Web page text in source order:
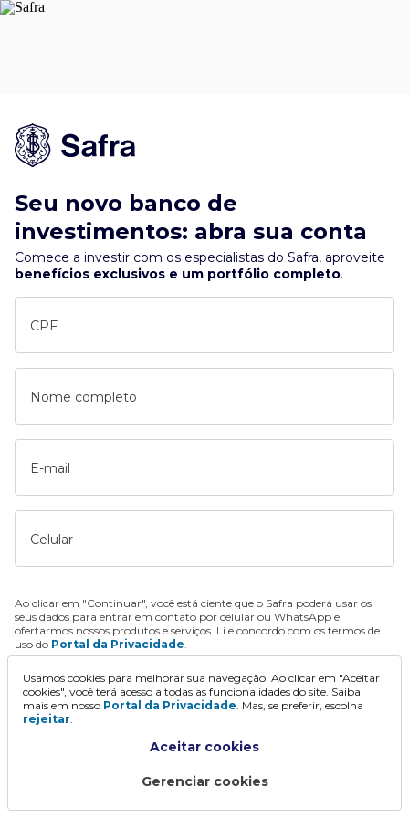
Seu novo banco de
investimentos: abra sua conta
Comece a investir com os especialistas do Safra, aproveite
benefícios exclusivos e um portfólio completo.
CPF
Nome completo
E-mail
Celular
Ao clicar em "Continuar", você está ciente que o Safra poderá usar os
seus dados para entrar em contato por celular ou WhatsApp e
ofertarmos nossos produtos e serviços. Li e concordo com os termos de
uso do Portal da Privacidade.
Continuar
Usamos cookies para melhorar sua navegação. Ao clicar em "Aceitar
cookies", você terá acesso a todas as funcionalidades do site. Saiba
mais em nosso Portal da Privacidade. Mas, se preferir, escolha
rejeitar.
Aceitar cookies
Gerenciar cookies